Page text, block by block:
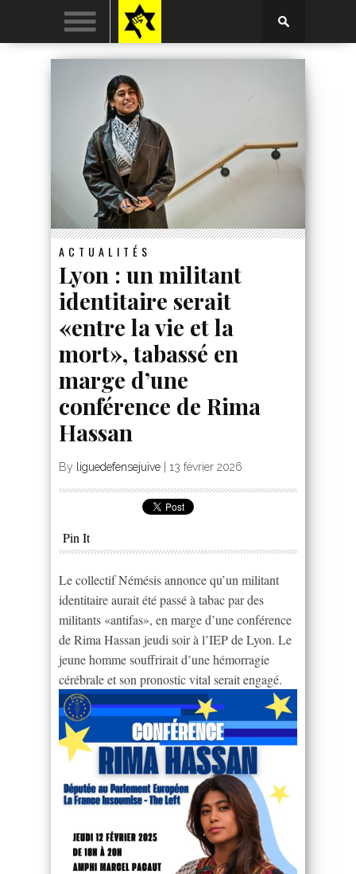
ACTUALITÉS
Lyon : un militant
identitaire serait
«entre la vie et la
mort», tabassé en
marge d’une
conférence de Rima
Hassan
By liguedefensejuive 13 février 2026
Pin It
Le collectif Némésis annonce qu’un militant
identitaire aurait été passé à tabac par des
militants «antifas», en marge d’une conférence
de Rima Hassan jeudi soir à l’IEP de Lyon. Le
jeune homme souffrirait d’une hémorragie
cérébrale et son pronostic vital serait engagé.